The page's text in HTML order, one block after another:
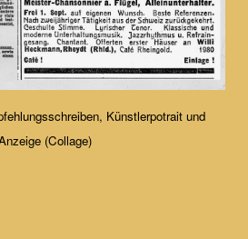
Künstlerpotrait und
(Collage)